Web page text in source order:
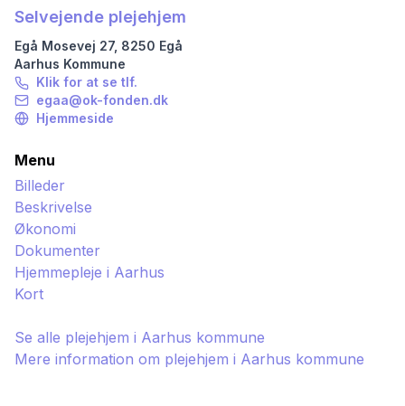
Selvejende plejehjem
Egå Mosevej 27, 8250 Egå
Aarhus Kommune
Klik for at se tlf.
egaa@ok-fonden.dk
Hjemmeside
Menu
Billeder
Beskrivelse
Økonomi
Dokumenter
Hjemmepleje i Aarhus
Kort
Se alle plejehjem i Aarhus kommune
Mere information om plejehjem i Aarhus kommune